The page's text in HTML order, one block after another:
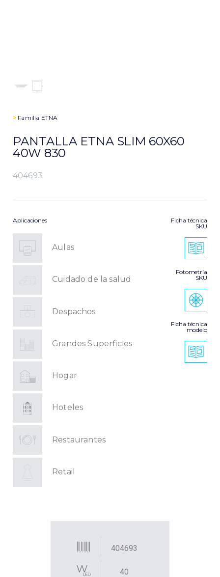
> Familia ETNA
PANTALLA ETNA SLIM 60X60
40W 830
404693
Aplicaciones
Aulas
Cuidado de la salud
Despachos
Grandes Superficies
Hogar
Hoteles
Restaurantes
Retail
Ficha técnica
SKU
Fotometría
SKU
Ficha técnica
modelo
404693
40